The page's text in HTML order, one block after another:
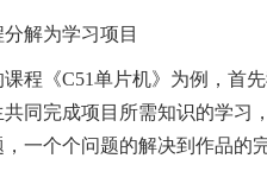
解为学习项目
课程《C51单片机》为例，首
同完成项目所需知识的学习
一个个问题的解决到作品的